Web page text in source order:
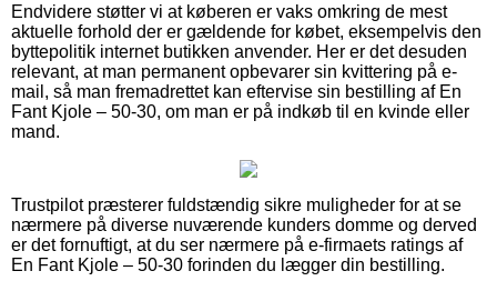
Endvidere støtter vi at køberen er vaks omkring de mest
aktuelle forhold der er gældende for købet, eksempelvis den
byttepolitik internet butikken anvender. Her er det desuden
relevant, at man permanent opbevarer sin kvittering på e-
mail, så man fremadrettet kan eftervise sin bestilling af En
Fant Kjole – 50-30, om man er på indkøb til en kvinde eller
mand.
Trustpilot præsterer fuldstændig sikre muligheder for at se
nærmere på diverse nuværende kunders domme og derved
er det fornuftigt, at du ser nærmere på e-firmaets ratings af
En Fant Kjole – 50-30 forinden du lægger din bestilling.